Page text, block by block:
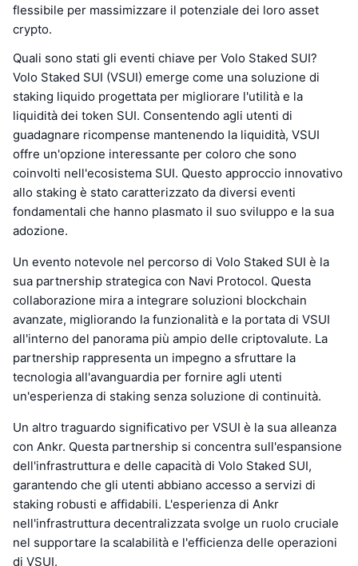
flessibile per massimizzare il potenziale dei loro asset
crypto.
Quali sono stati gli eventi chiave per Volo Staked SUI?
Volo Staked SUI (VSUI) emerge come una soluzione di
staking liquido progettata per migliorare l'utilità e la
liquidità dei token SUI. Consentendo agli utenti di
guadagnare ricompense mantenendo la liquidità, VSUI
offre un'opzione interessante per coloro che sono
coinvolti nell'ecosistema SUI. Questo approccio innovativo
allo staking è stato caratterizzato da diversi eventi
fondamentali che hanno plasmato il suo sviluppo e la sua
adozione.
Un evento notevole nel percorso di Volo Staked SUI è la
sua partnership strategica con Navi Protocol. Questa
collaborazione mira a integrare soluzioni blockchain
avanzate, migliorando la funzionalità e la portata di VSUI
all'interno del panorama più ampio delle criptovalute. La
partnership rappresenta un impegno a sfruttare la
tecnologia all'avanguardia per fornire agli utenti
un'esperienza di staking senza soluzione di continuità.
Un altro traguardo significativo per VSUI è la sua alleanza
con Ankr. Questa partnership si concentra sull'espansione
dell'infrastruttura e delle capacità di Volo Staked SUI,
garantendo che gli utenti abbiano accesso a servizi di
staking robusti e affidabili. L'esperienza di Ankr
nell'infrastruttura decentralizzata svolge un ruolo cruciale
nel supportare la scalabilità e l'efficienza delle operazioni
di VSUI.